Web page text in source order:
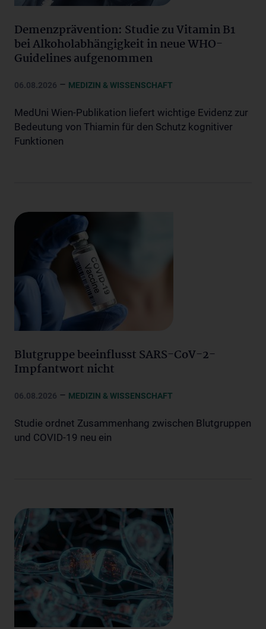
Demenzprävention: Studie zu Vitamin B1
bei Alkoholabhängigkeit in neue WHO-
Guidelines aufgenommen
06.08.2026 – MEDIZIN & WISSENSCHAFT
MedUni Wien-Publikation liefert wichtige Evidenz zur
Bedeutung von Thiamin für den Schutz kognitiver
Funktionen
Blutgruppe beeinflusst SARS-CoV-2-
Impfantwort nicht
06.08.2026 – MEDIZIN & WISSENSCHAFT
Studie ordnet Zusammenhang zwischen Blutgruppen
und COVID-19 neu ein